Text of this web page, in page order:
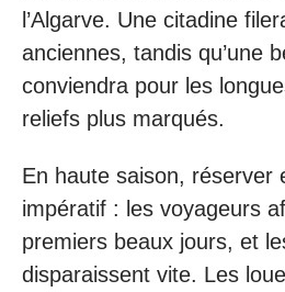
l’Algarve. Une citadine
anciennes, tandis qu’une
conviendra pour les
reliefs plus marqués.
En haute saison, réserver
impératif : les voyageurs
premiers beaux jours, et
disparaissent vite. Les